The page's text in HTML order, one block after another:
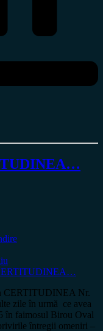
CERTITUDINEA Nr.
zile în urmă ce avea
în faimosul Birou Oval
întregii omeniri –